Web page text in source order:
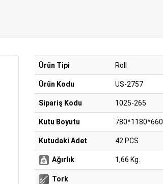
Ürün Tipi Roll
Ürün Kodu US-2757
Sipariş Kodu 1025-265
Kutu Boyutu 780*1180*660
Kutudaki Adet 42 PCS
Ağırlık 1,66 Kg.
Tork